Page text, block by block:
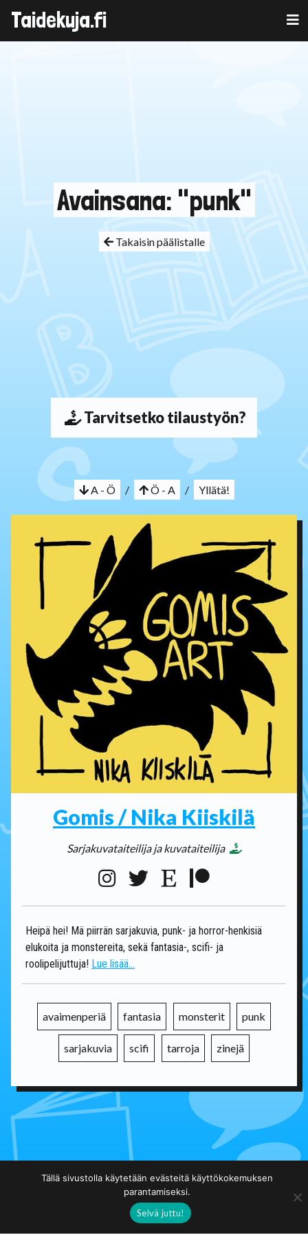
Skip
Taidekuja.fi
Avainsana: "punk"
Takaisin päälistalle
Tarvitsetko tilaustyön?
A - Ö / Ö - A / Yllätä!
Gomis / Nika Kiiskilä
Sarjakuvataiteilija ja kuvataiteilija
Heipä hei! Mä piirrän sarjakuvia, punk- ja horror-henkisiä
elukoita ja monstereita, sekä fantasia-, scifi- ja
roolipelijuttuja! Lue lisää...
avaimenperiä fantasia monsterit punk
sarjakuvia scifi tarroja zinejä
Takaisin päälistalle
Taidekuja.fi
Tällä sivustolla käytetään evästeitä käyttökokemuksen
parantamiseksi.
Selvä juttu!